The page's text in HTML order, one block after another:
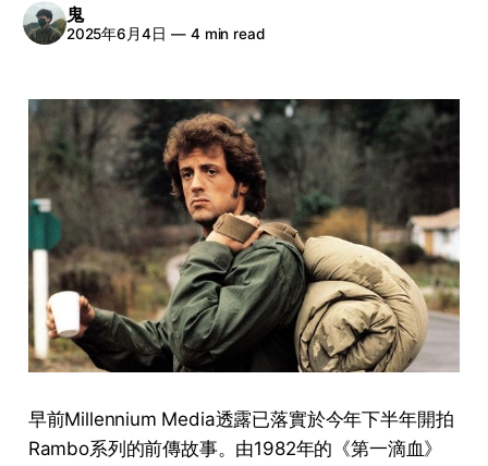
鬼
2025年6月4日 —4 min read
早前Millennium Media透露已落實於今年下半年開拍
Rambo系列的前傳故事。由1982年的《第一滴血》